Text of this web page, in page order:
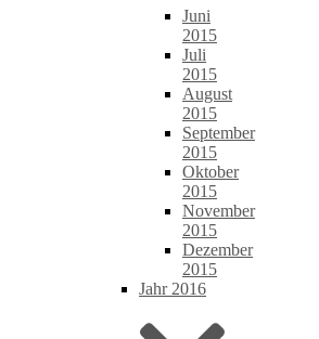
Juni
2015
Juli
2015
August
2015
September
2015
Oktober
2015
November
2015
Dezember
2015
Jahr 2016